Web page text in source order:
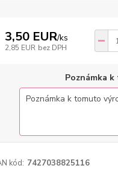
3,50 EUR/ks
2,85 EUR bez DPH
Poznámka
kód: 7427038825116